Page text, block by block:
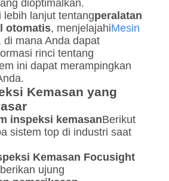
dioptimalkan.
lebih lanjut tentangperalatan
otomatis, menjelajahiMesin
di mana Anda dapat
rinci tentang
ini dapat merampingkan
Kemasan yang
inspeksi kemasanBerikut
sistem top di industri saat
Kemasan Focusight
ujung